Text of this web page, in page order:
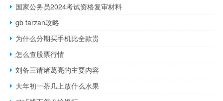
国家公务员2024考试资格复审材料
gb tarzan攻略
为什么分期买手机比全款贵
怎么查股票行情
刘备三请诸葛亮的主要内容
大年初一茶几上放什么水果